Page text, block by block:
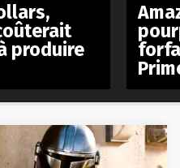
produire